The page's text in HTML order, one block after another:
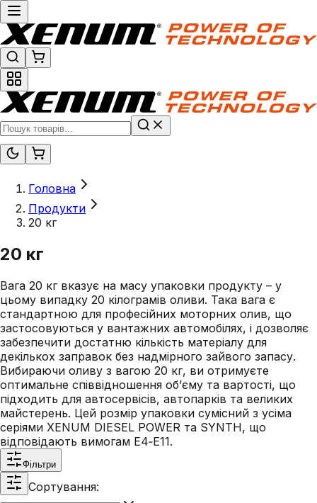
Головна
Продукти
20 кг
20 кг
Вага 20 кг вказує на масу упаковки продукту – у
цьому випадку 20 кілограмів оливи. Така вага є
стандартною для професійних моторних олив, що
застосовуються у вантажних автомобілях, і дозволяє
забезпечити достатню кількість матеріалу для
декількох заправок без надмірного зайвого запасу.
Вибираючи оливу з вагою 20 кг, ви отримуєте
оптимальне співвідношення об’єму та вартості, що
підходить для автосервісів, автопарків та великих
майстерень. Цей розмір упаковки сумісний з усіма
серіями XENUM DIESEL POWER та SYNTH, що
відповідають вимогам E4‑E11.
Фільтри
Сортування: